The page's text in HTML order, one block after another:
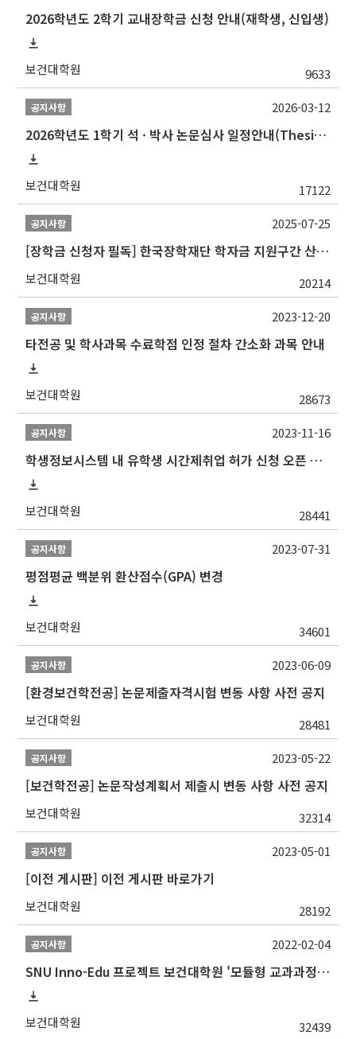
2026학년도 2학기 교내장학금 신청 안내(재학생, 신입생)
보건대학원 9633
공지사항
2026학년도 1학기 석 · 박사 논문심사 일정안내(Thesis Defense Schedules)
보건대학원 17122
2026-03-12
공지사항
[장학금 신청자 필독] 한국장학재단 학자금 지원구간 산정 권고
보건대학원 20214
2025-07-25
공지사항
타전공 및 학사과목 수료학점 인정 절차 간소화 과목 안내
보건대학원 28673
2023-12-20
공지사항
학생정보시스템 내 유학생 시간제취업 허가 신청 오픈 안내
보건대학원 28441
2023-11-16
공지사항
평점평균 백분위 환산점수(GPA) 변경
보건대학원 34601
2023-07-31
공지사항
[환경보건학전공] 논문제출자격시험 변동 사항 사전 공지
보건대학원 28481
2023-06-09
공지사항
[보건학전공] 논문작성계획서 제출시 변동 사항 사전 공지
보건대학원 32314
2023-05-22
공지사항
[이전 게시판] 이전 게시판 바로가기
보건대학원 28192
2023-05-01
공지사항
SNU Inno-Edu 프로젝트 보건대학원 '모듈형 교과과정' 안내(revised 2022/2/28)
보건대학원 32439
2022-02-04